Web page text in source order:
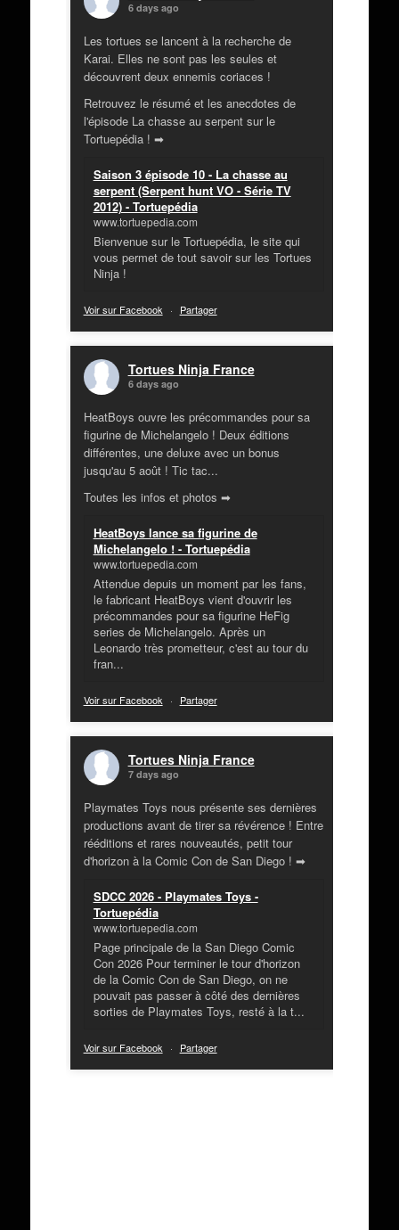
6 days ago
Les tortues se lancent à la recherche de
Karai. Elles ne sont pas les seules et
découvrent deux ennemis coriaces !
Retrouvez le résumé et les anecdotes de
l'épisode La chasse au serpent sur le
Tortuepédia ! ➡
Saison 3 épisode 10 - La chasse au
serpent (Serpent hunt VO - Série TV
2012) - Tortuepédia
www.tortuepedia.com
Bienvenue sur le Tortuepédia, le site qui
vous permet de tout savoir sur les Tortues
Ninja !
Voir sur Facebook · Partager
Tortues Ninja France
6 days ago
HeatBoys ouvre les précommandes pour sa
figurine de Michelangelo ! Deux éditions
différentes, une deluxe avec un bonus
jusqu'au 5 août ! Tic tac...
Toutes les infos et photos ➡
HeatBoys lance sa figurine de
Michelangelo ! - Tortuepédia
www.tortuepedia.com
Attendue depuis un moment par les fans,
le fabricant HeatBoys vient d'ouvrir les
précommandes pour sa figurine HeFig
series de Michelangelo. Après un
Leonardo très prometteur, c'est au tour du
fran...
Voir sur Facebook · Partager
Tortues Ninja France
7 days ago
Playmates Toys nous présente ses dernières
productions avant de tirer sa révérence ! Entre
rééditions et rares nouveautés, petit tour
d'horizon à la Comic Con de San Diego ! ➡
SDCC 2026 - Playmates Toys -
Tortuepédia
www.tortuepedia.com
Page principale de la San Diego Comic
Con 2026 Pour terminer le tour d'horizon
de la Comic Con de San Diego, on ne
pouvait pas passer à côté des dernières
sorties de Playmates Toys, resté à la t...
Voir sur Facebook · Partager